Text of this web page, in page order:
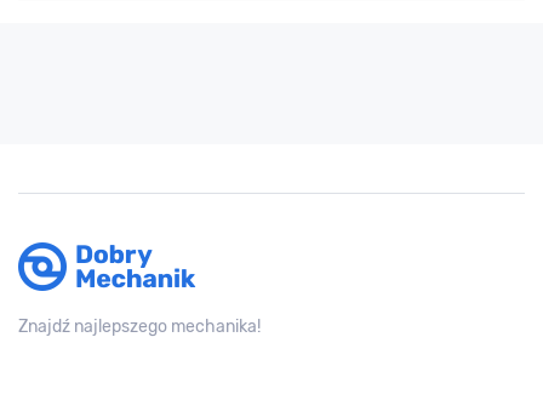
Znajdź najlepszego mechanika!